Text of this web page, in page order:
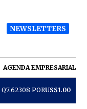
NEWSLETTERS
AGENDA EMPRESARIAL
Q7.62308 PORUS$1.00